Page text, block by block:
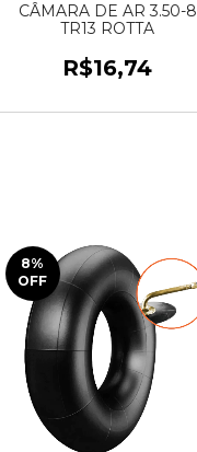
CÂMARA DE AR 3.50-8
TR13 ROTTA
R$16,74
8%
OFF